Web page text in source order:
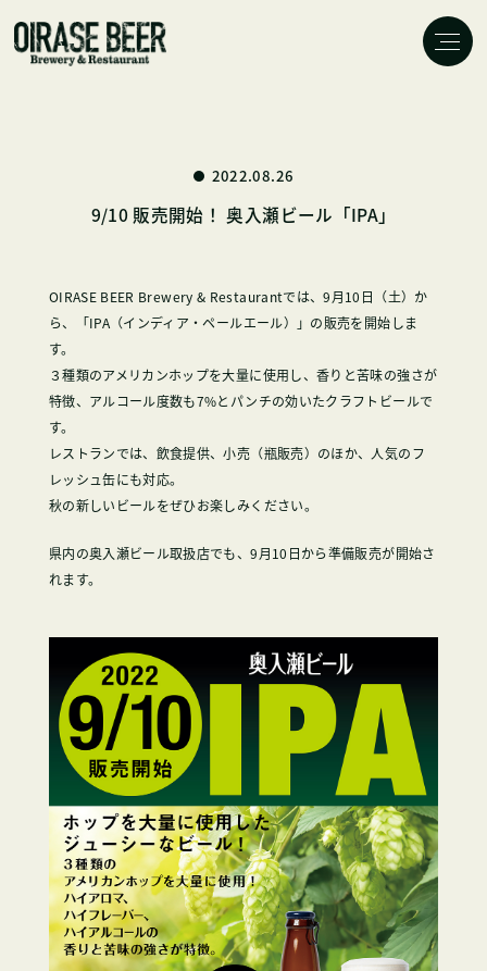
2022.08.26
9/10 販売開始！ 奥入瀬ビール「IPA」
OIRASE BEER Brewery & Restaurantでは、9月10日（土）か
ら、「IPA（インディア・ペールエール）」の販売を開始しま
す。
３種類のアメリカンホップを大量に使用し、香りと苦味の強さが
特徴、アルコール度数も7%とパンチの効いたクラフトビールで
す。
レストランでは、飲食提供、小売（瓶販売）のほか、人気のフ
レッシュ缶にも対応。
秋の新しいビールをぜひお楽しみください。
県内の奥入瀬ビール取扱店でも、9月10日から準備販売が開始さ
れます。